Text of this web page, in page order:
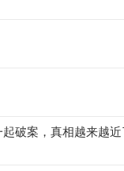
破案，真相越来越